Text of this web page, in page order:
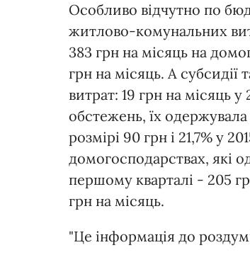
Особливо відчутно по
житлово-комунальних
383 грн на місяць на
грн на місяць. А
витрат: 19 грн на місяць
обстежень, їх
розмірі 90 грн і 21,7% у
домогосподарствах, які
першому кварталі - 205
грн на місяць.
"Це інформація до